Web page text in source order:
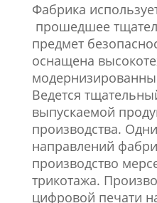
Фабрика
прошедшее
предмет
оснащена
Ведется
выпускаемой
производства.
направлений
производство
трикотажа.
цифровой печати